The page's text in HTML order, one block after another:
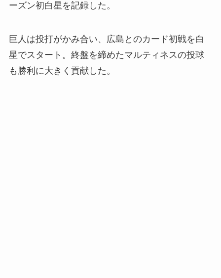
ーズン初白星を記録した。
巨人は投打がかみ合い、広島とのカード初戦を白
星でスタート。終盤を締めたマルティネスの投球
も勝利に大きく貢献した。